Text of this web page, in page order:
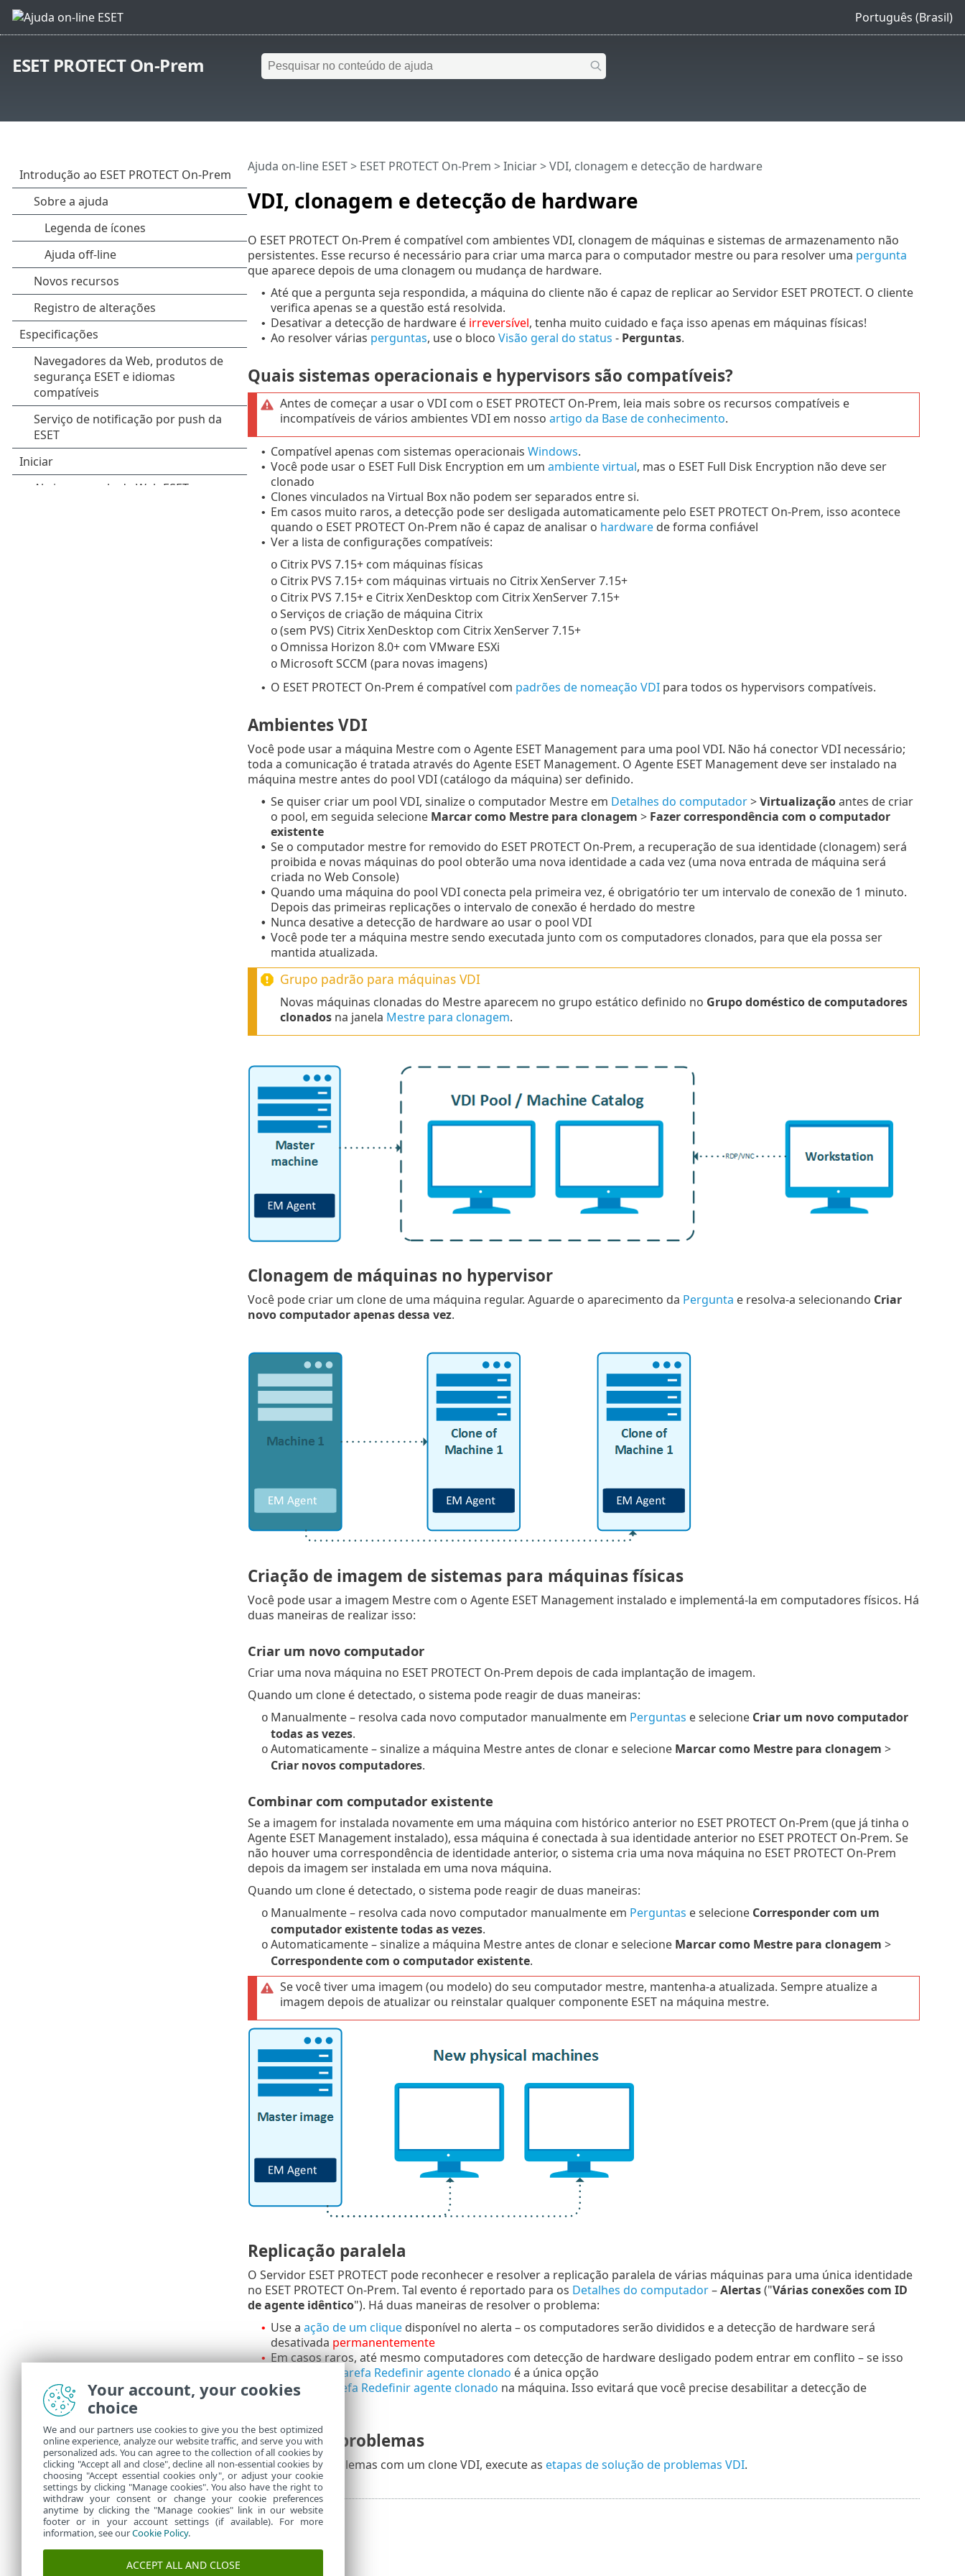
Português (Brasil)
ESET PROTECT On-Prem
VDI, clonagem e detecção de hardware
Ajuda on-line ESET> ESET PROTECT On-Prem >Iniciar> VDI, clonagem e detecção de hardware
O ESET PROTECT On-Prem é compatível com ambientes VDI, clonagem de máquinas e sistemas de armazenamento não
persistentes. Esse recurso é necessário para criar uma marca para o computador mestre ou para resolver uma pergunta
que aparece depois de uma clonagem ou mudança de hardware.
• Até que a pergunta seja respondida, a máquina do cliente não é capaz de replicar ao Servidor ESET PROTECT. O cliente
verifica apenas se a questão está resolvida.
• Desativar a detecção de hardware é irreversível, tenha muito cuidado e faça isso apenas em máquinas físicas!
• Ao resolver várias perguntas, use o bloco Visão geral do status - Perguntas.
Quais sistemas operacionais e hypervisors são compatíveis?
Antes de começar a usar o VDI com o ESET PROTECT On-Prem, leia mais sobre os recursos compatíveis e
incompatíveis de vários ambientes VDI em nosso artigo da Base de conhecimento.
• Compatível apenas com sistemas operacionais Windows.
• Você pode usar o ESET Full Disk Encryption em um ambiente virtual, mas o ESET Full Disk Encryption não deve ser
clonado
• Clones vinculados na Virtual Box não podem ser separados entre si.
• Em casos muito raros, a detecção pode ser desligada automaticamente pelo ESET PROTECT On-Prem, isso acontece
quando o ESET PROTECT On-Prem não é capaz de analisar o hardwarede forma confiável
• Ver a lista de configurações compatíveis:
o Citrix PVS 7.15+ com máquinas físicas
o Citrix PVS 7.15+ com máquinas virtuais no Citrix XenServer 7.15+
o Citrix PVS 7.15+ e Citrix XenDesktop com Citrix XenServer 7.15+
o Serviços de criação de máquina Citrix
o (sem PVS) Citrix XenDesktop com Citrix XenServer 7.15+
o Omnissa Horizon 8.0+ com VMware ESXi
o Microsoft SCCM (para novas imagens)
• O ESET PROTECT On-Prem é compatível com padrões de nomeação VDIpara todos os hypervisors compatíveis.
Ambientes VDI
Você pode usar a máquina Mestre com o Agente ESET Management para uma pool VDI. Não há conector VDI necessário;
toda a comunicação é tratada através do Agente ESET Management. O Agente ESET Management deve ser instalado na
máquina mestre antes do pool VDI (catálogo da máquina) ser definido.
• Se quiser criar um pool VDI, sinalize o computador Mestre em Detalhes do computador>Virtualizaçãoantes de criar
o pool, em seguida selecione Marcar como Mestre para clonagem > Fazer correspondência com o computador
existente
• Se o computador mestre for removido do ESET PROTECT On-Prem, a recuperação de sua identidade (clonagem) será
proibida e novas máquinas do pool obterão uma nova identidade a cada vez (uma nova entrada de máquina será
criada no Web Console)
• Quando uma máquina do pool VDI conecta pela primeira vez, é obrigatório ter um intervalo de conexão de 1 minuto.
Depois das primeiras replicações o intervalo de conexão é herdado do mestre
• Nunca desative a detecção de hardware ao usar o pool VDI
• Você pode ter a máquina mestre sendo executada junto com os computadores clonados, para que ela possa ser
mantida atualizada.
Grupo padrão para máquinas VDI
Novas máquinas clonadas do Mestre aparecem no grupo estático definido no Grupo doméstico de computadores
clonadosna janela Mestre para clonagem.
Clonagem de máquinas no hypervisor
Você pode criar um clone de uma máquina regular. Aguarde o aparecimento da Pergunta e resolva-a selecionando Criar
novo computador apenas dessa vez.
Criação de imagem de sistemas para máquinas físicas
Você pode usar a imagem Mestre com o Agente ESET Management instalado e implementá-la em computadores físicos. Há
duas maneiras de realizar isso:
Criar um novo computador
Criar uma nova máquina no ESET PROTECT On-Prem depois de cada implantação de imagem.
Quando um clone é detectado, o sistema pode reagir de duas maneiras:
o Manualmente – resolva cada novo computador manualmente em Perguntas e selecione Criar um novo computador
todas as vezes.
o Automaticamente – sinalize a máquina Mestre antes de clonar e selecione Marcar como Mestre para clonagem >
Criar novos computadores.
Combinar com computador existente
Se a imagem for instalada novamente em uma máquina com histórico anterior no ESET PROTECT On-Prem (que já tinha o
Agente ESET Management instalado), essa máquina é conectada à sua identidade anterior no ESET PROTECT On-Prem. Se
não houver uma correspondência de identidade anterior, o sistema cria uma nova máquina no ESET PROTECT On-Prem
depois da imagem ser instalada em uma nova máquina.
Quando um clone é detectado, o sistema pode reagir de duas maneiras:
o Manualmente – resolva cada novo computador manualmente em Perguntas e selecione Corresponder com um
computador existente todas as vezes.
o Automaticamente – sinalize a máquina Mestre antes de clonar e selecione Marcar como Mestre para clonagem >
Correspondente com o computador existente.
Se você tiver uma imagem (ou modelo) do seu computador mestre, mantenha-a atualizada. Sempre atualize a
imagem depois de atualizar ou reinstalar qualquer componente ESET na máquina mestre.
Replicação paralela
O Servidor ESET PROTECT pode reconhecer e resolver a replicação paralela de várias máquinas para uma única identidade
no ESET PROTECT On-Prem. Tal evento é reportado para os Detalhes do computador–Alertas("Várias conexões com ID
de agente idêntico"). Há duas maneiras de resolver o problema:
• Use a ação de um cliquedisponível no alerta – os computadores serão divididos e a detecção de hardware será
desativada permanentemente
• Em casos raros, até mesmo computadores com detecção de hardware desligado podem entrar em conflito – se isso
tarefa Redefinir agente clonado é a única opção
• Execute a tarefa Redefinir agente clonado na máquina. Isso evitará que você precise desabilitar a detecção de
Solução de problemas
Se você tiver problemas com um clone VDI, execute as etapas de solução de problemas VDI.
Your account, your cookies
choice
We and our partners use cookies to give you the best optimized
online experience, analyze our website traffic, and serve you with
personalized ads. You can agree to the collection of all cookies by
clicking "Accept all and close", decline all non-essential cookies by
choosing "Accept essential cookies only", or adjust your cookie
settings by clicking "Manage cookies". You also have the right to
withdraw your consent or change your cookie preferences
anytime by clicking the "Manage cookies" link in our website
footer or in your account settings (if available). For more
information, see ourCookie Policy.
ACCEPT ALL AND CLOSE